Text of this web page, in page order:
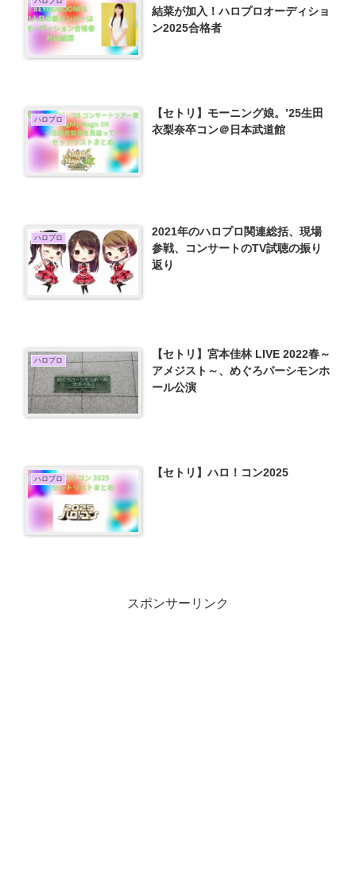
結菜が加入！ハロプロオーディショ
ン2025合格者
ハロプロ
【セトリ】モーニング娘。’25生田
衣梨奈卒コン＠日本武道館
ハロプロ
2021年のハロプロ関連総括、現場
参戦、コンサートのTV試聴の振り
返り
ハロプロ
【セトリ】宮本佳林 LIVE 2022春～
アメジスト～、めぐろパーシモンホ
ール公演
ハロプロ 【セトリ】ハロ！コン2025
スポンサーリンク